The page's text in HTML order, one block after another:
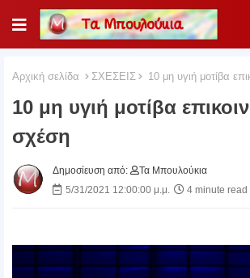
Αρχική σελίδα ΣΧΕΣΕΙΣ 10 μη υγιή μοτίβα
10 μη υγιή μοτίβα
σχέση
Δημοσίευση από:
Τα Μπουλούκια
5/31/2021 12:00:00 μ.μ.
4 minute read